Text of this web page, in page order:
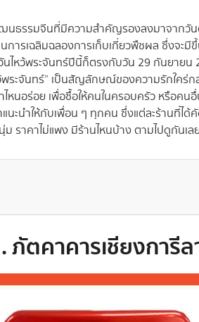
นธรรมจีนที่มีความสำคัญรองลงมาจากวัน
การเฉลิมฉลองการเก็บเกี่ยวพืชผล ซึ่งจะ
หว้พระจันทร์ปีนี้ก็ตรงกับวัน 29 กันยายน
พระจันทร์” เป็นสัญลักษณ์ของความรักใคร่
หนอร่อย เพื่อซื้อให้คนในครอบครัว หรือคน
นะนำให้กับเพื่อน ๆ ทุกคน ซึ่งแต่ละร้านที่ได้
ม ราคาไม่แพง มีร้านไหนบ้าง ตามไปดูกันเลย
ภัตคาคารเชียงการีล